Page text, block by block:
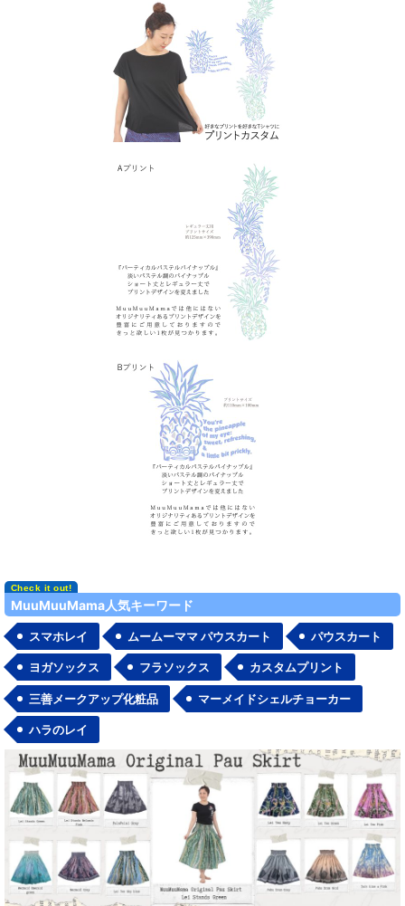
MuuMuuMama人気キーワード
スマホレイ ムームーママ パウスカート パウスカート
ヨガソックス フラソックス カスタムプリント
三善メークアップ化粧品 マーメイドシェルチョーカー
ハラのレイ